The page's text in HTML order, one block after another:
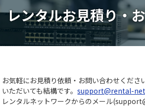
レンタルお見積り・
お気軽にお見積り依頼・お問い合わせくださ
いただいても結構です。support@rental-
レンタルネットワークからのメール